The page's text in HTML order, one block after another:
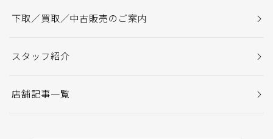
下取／買取／中古販売のご案内
スタッフ紹介
店舗記事一覧